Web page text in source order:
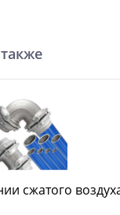
сжатого